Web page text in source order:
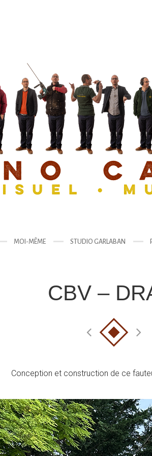
MOI-MÊME STUDIO GARLABAN
CBV –
Conception et construction de ce